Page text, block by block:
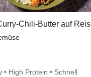
Chili-Butter auf Reis
• High Protein • Schnell